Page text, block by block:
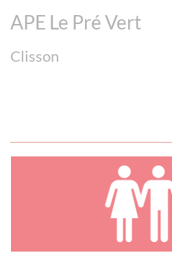
APE Le Pré Vert
Clisson